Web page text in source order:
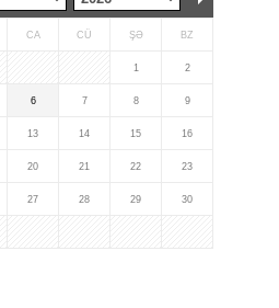
CA CÜ ŞƏ BZ
1 2
6 7 8 9
13 14 15 16
20 21 22 23
27 28 29 30